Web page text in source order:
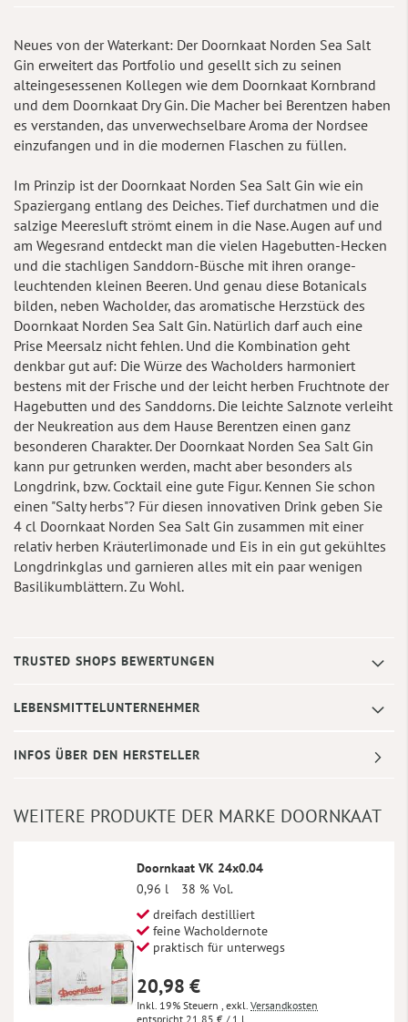
Neues von der Waterkant: Der Doornkaat Norden Sea Salt
Gin erweitert das Portfolio und gesellt sich zu seinen
alteingesessenen Kollegen wie dem Doornkaat Kornbrand
und dem Doornkaat Dry Gin. Die Macher bei Berentzen haben
es verstanden, das unverwechselbare Aroma der Nordsee
einzufangen und in die modernen Flaschen zu füllen.
Im Prinzip ist der Doornkaat Norden Sea Salt Gin wie ein
Spaziergang entlang des Deiches. Tief durchatmen und die
salzige Meeresluft strömt einem in die Nase. Augen auf und
am Wegesrand entdeckt man die vielen Hagebutten-Hecken
und die stachligen Sanddorn-Büsche mit ihren orange-
leuchtenden kleinen Beeren. Und genau diese Botanicals
bilden, neben Wacholder, das aromatische Herzstück des
Doornkaat Norden Sea Salt Gin. Natürlich darf auch eine
Prise Meersalz nicht fehlen. Und die Kombination geht
denkbar gut auf: Die Würze des Wacholders harmoniert
bestens mit der Frische und der leicht herben Fruchtnote der
Hagebutten und des Sanddorns. Die leichte Salznote verleiht
der Neukreation aus dem Hause Berentzen einen ganz
besonderen Charakter. Der Doornkaat Norden Sea Salt Gin
kann pur getrunken werden, macht aber besonders als
Longdrink, bzw. Cocktail eine gute Figur. Kennen Sie schon
einen "Salty herbs"? Für diesen innovativen Drink geben Sie
4 cl Doornkaat Norden Sea Salt Gin zusammen mit einer
relativ herben Kräuterlimonade und Eis in ein gut gekühltes
Longdrinkglas und garnieren alles mit ein paar wenigen
Basilikumblättern. Zu Wohl.
TRUSTED SHOPS BEWERTUNGEN
LEBENSMITTELUNTERNEHMER
INFOS ÜBER DEN HERSTELLER
WEITERE PRODUKTE DER MARKE DOORNKAAT
Doornkaat VK 24x0.04
0,96 l
38 % Vol.
dreifach destilliert
feine Wacholdernote
praktisch für unterwegs
20,98 €
Inkl. 19% Steuern , exkl. Versandkosten
21,85 € / 1 l